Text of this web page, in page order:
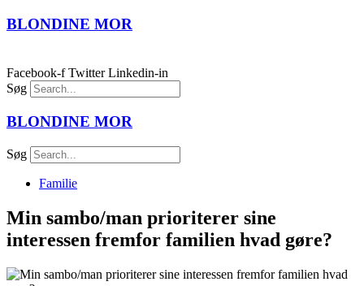
BLONDINE MOR
Facebook-f Twitter Linkedin-in
Søg
BLONDINE MOR
Søg
Familie
Min sambo/man prioriterer sine
interessen fremfor familien hvad gøre?